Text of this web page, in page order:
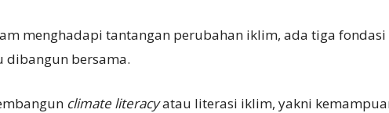
menghadapi tantangan perubahan iklim, ada tiga fondasi
dibangun bersama.
climate literacyatau literasi iklim, yakni